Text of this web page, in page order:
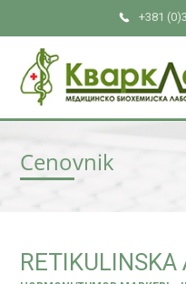
+381
Cenovnik
RETIKULINSKA